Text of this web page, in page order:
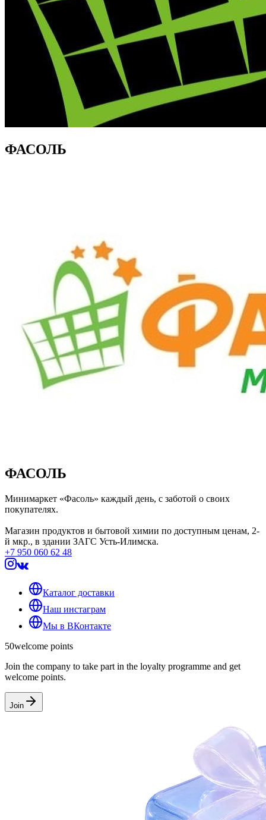
ФАСОЛЬ
ФАСОЛЬ
Минимаркет «Фасоль» каждый день, с заботой о своих
покупателях.
Магазин продуктов и бытовой химии по доступным ценам, 2-
й мкр., в здании ЗАГС Усть-Илимска.
+7 950 060 62 48
Каталог доставки
Наш инстаграм
Мы в ВКонтакте
50welcome points
Join the company to take part in the loyalty programme and get
welcome points.
Join